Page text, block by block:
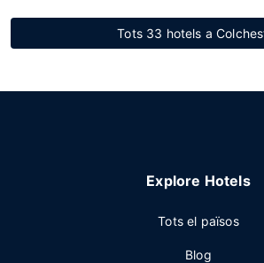
Tots 33 hotels a
Explore Hotels
Tots el països
Blog